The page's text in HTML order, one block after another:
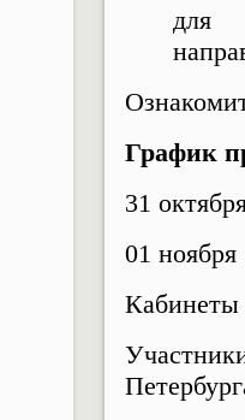
для
График
31
01 ноября
Кабинеты